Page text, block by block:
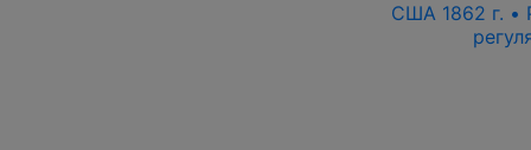
США 1862 г. •